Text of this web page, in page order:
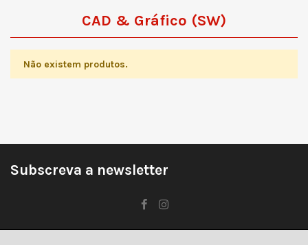
CAD & Gráfico (SW)
Não existem produtos.
Subscreva a newsletter